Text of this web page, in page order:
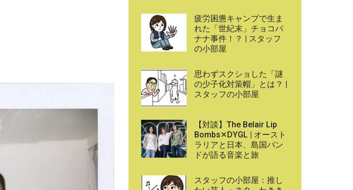
疲労困憊キャンプで生ま
れた「世紀末」チョコバ
ナナ事件！？ | スタッフ
の小部屋
思わずスクショした「謎
の少子化対策帽」とは？ |
スタッフの小部屋
【対談】The Belair Lip
Bombs✕DYGL | オースト
ラリアと日本、島国バン
ドが語る音楽と旅
スタッフの小部屋：推し